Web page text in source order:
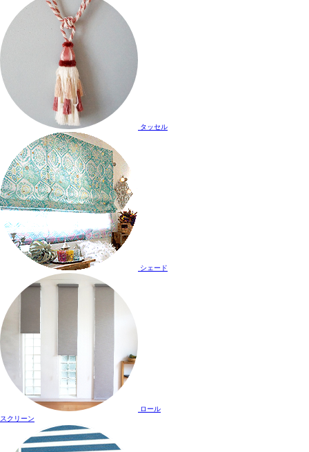
タッセル
シェード
ロール
スクリーン